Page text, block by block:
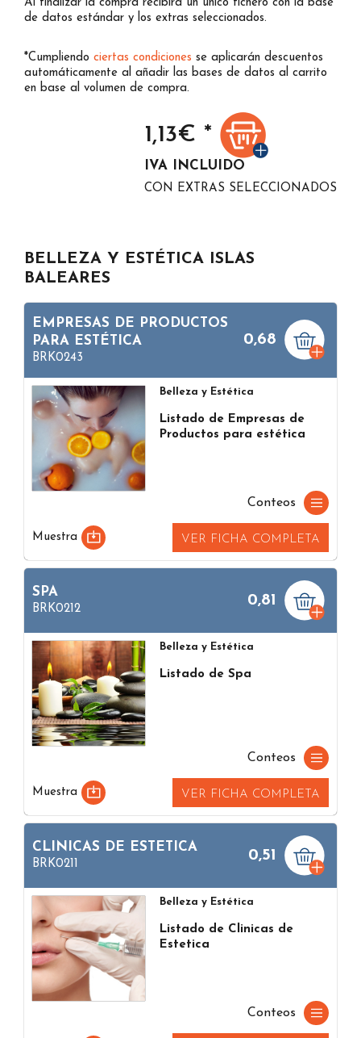
Al finalizar la compra recibirá un único fichero con la base
de datos estándar y los extras seleccionados.
*Cumpliendo ciertas condiciones se aplicarán descuentos
automáticamente al añadir las bases de datos al carrito
en base al volumen de compra.
1,13€ *
IVA INCLUIDO
CON EXTRAS SELECCIONADOS
BELLEZA Y ESTÉTICA ISLAS
BALEARES
EMPRESAS DE PRODUCTOS
PARA ESTÉTICA
BRK0243
0,68
Belleza y Estética
Listado de Empresas de
Productos para estética
Conteos
Muestra VER FICHA COMPLETA
SPA
BRK0212
0,81
Belleza y Estética
Listado de Spa
Conteos
Muestra VER FICHA COMPLETA
CLINICAS DE ESTETICA
BRK0211
0,51
Belleza y Estética
Listado de Clinicas de
Estetica
Conteos